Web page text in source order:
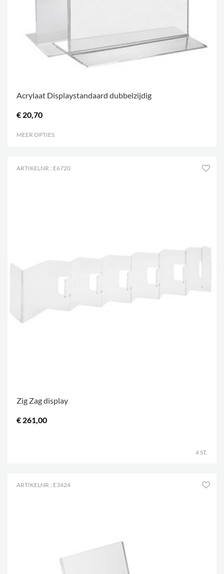
Acrylaat Displaystandaard dubbelzijdig
€ 20,70
MEER OPTIES
ARTIKELNR.: E6720
Zig Zag display
€ 261,00
4 ST.
ARTIKELNR.: E3424